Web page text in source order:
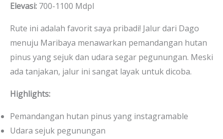
Elevasi: 700-1100 Mdpl
Rute ini adalah favorit saya pribadi! Jalur dari Dago
menuju Maribaya menawarkan pemandangan hutan
pinus yang sejuk dan udara segar pegunungan. Meski
ada tanjakan, jalur ini sangat layak untuk dicoba.
Highlights:
Pemandangan hutan pinus yang instagramable
Udara sejuk pegunungan